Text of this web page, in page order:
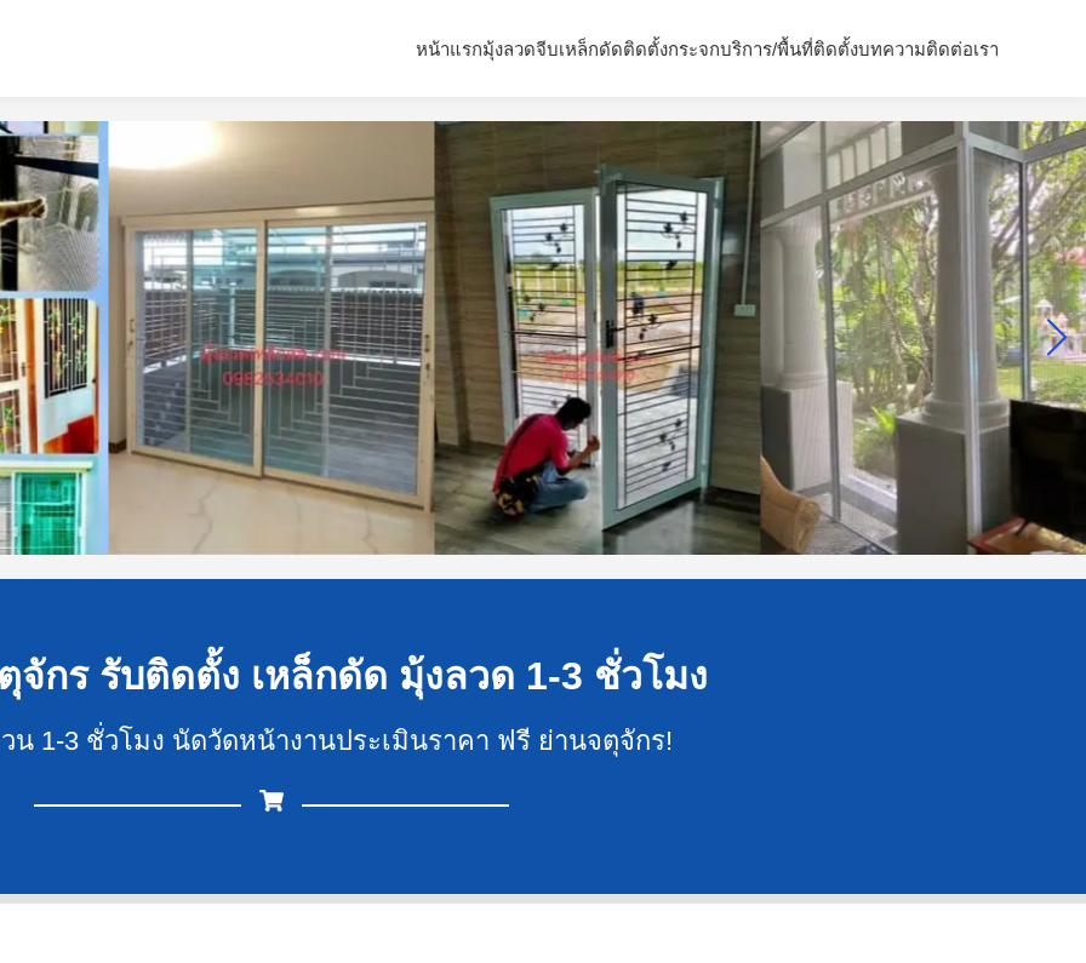
หน้าแรกมุ้งลวดจีบเหล็กดัดติดตั้งกระจกบริการ/พื้นที่ติดตั้งบทความติดต่อเรา
จักร รับติดตั้ง เหล็กดัด มุ้งลวด 1-3 ชั่วโมง
น 1-3 ชั่วโมง นัดวัดหน้างานประเมินราคา ฟรี ย่านจตุจักร!